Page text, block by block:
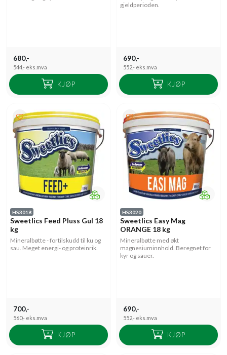
680,-
544,- eks.mva
KJØP
gjeldperioden.
690,-
552,- eks.mva
KJØP
HS3018
Sweetlics Feed Pluss Gul 18
kg
Mineralbøtte - fortilskudd til ku og
sau. Meget energi- og proteinrik.
700,-
560,- eks.mva
KJØP
HS3020
Sweetlics Easy Mag
ORANGE 18 kg
Mineralbøtte med økt
magnesiuminnhold. Beregnet for
kyr og sauer.
690,-
552,- eks.mva
KJØP